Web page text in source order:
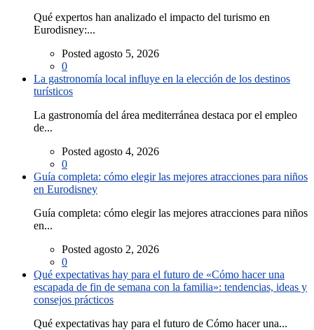
Qué expertos han analizado el impacto del turismo en
Eurodisney:...
Posted agosto 5, 2026
0
La gastronomía local influye en la elección de los destinos
turísticos
La gastronomía del área mediterránea destaca por el empleo
de...
Posted agosto 4, 2026
0
Guía completa: cómo elegir las mejores atracciones para niños
en Eurodisney
Guía completa: cómo elegir las mejores atracciones para niños
en...
Posted agosto 2, 2026
0
Qué expectativas hay para el futuro de «Cómo hacer una
escapada de fin de semana con la familia»: tendencias, ideas y
consejos prácticos
Qué expectativas hay para el futuro de Cómo hacer una...